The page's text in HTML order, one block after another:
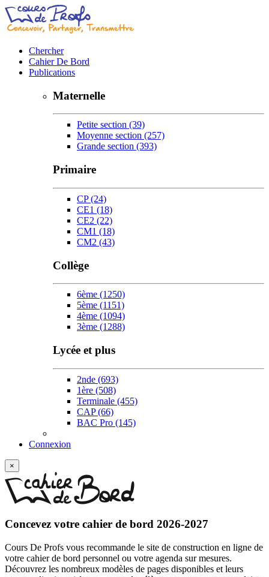
Chercher
Cahier De Bord
Publications
Maternelle
Petite section (39)
Moyenne section (257)
Grande section (393)
Primaire
CP(24)
CE1 (18)
CE2 (22)
CM1 (18)
CM2 (43)
Collège
6ème (1250)
5ème (1151)
4ème (1094)
3ème (1288)
Lycée et plus
2nde (693)
1ère (508)
Terminale (455)
CAP(66)
BAC Pro (145)
Connexion
×
Concevez votre cahier de bord 2026-2027
Cours De Profs vous recommande le site de construction en ligne de
votre cahier de bord personnel ou votre agenda sur mesures.
Découvrez les nombreux modèles de pages disponibles et leurs